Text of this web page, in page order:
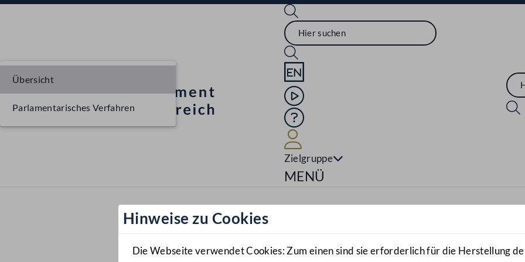
Sprache English
Mediathek
Hilfe
Zielgruppe
Navigationsmenü öffnen
MENÜ
Hinweise zu Cookies
Die Webseite verwendet Cookies: Zum einen sind sie erforderlich für die Herstellung
Übersicht
Parlamentarisches Verfahren